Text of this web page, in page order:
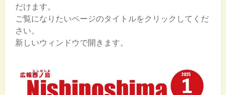
だけます。
ご覧になりたいページのタイトルをクリックしてくだ
さい。
新しいウィンドウで開きます。